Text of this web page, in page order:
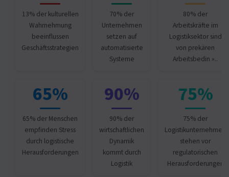
13% der kulturellen
Wahrnehmung
beeinflussen
Geschäftsstrategien
70% der
Unternehmen
setzen auf
automatisierte
Systeme
80% der
Arbeitskräfte im
Logistiksektor sind
von prekären
Arbeitsbedin »..
65%
65% der Menschen
empfinden Stress
durch logistische
Herausforderungen
90%
90% der
wirtschaftlichen
Dynamik
kommt durch
Logistik
75%
75% der
Logistikunternehmen
stehen vor
regulatorischen
Herausforderungen